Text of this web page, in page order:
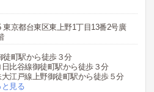
東京都台東区東上野1丁目13番2号廣
徒町駅から徒歩３分
比谷線御徒町駅から徒歩３分
江戸線上野御徒町駅から徒歩５分
と見る